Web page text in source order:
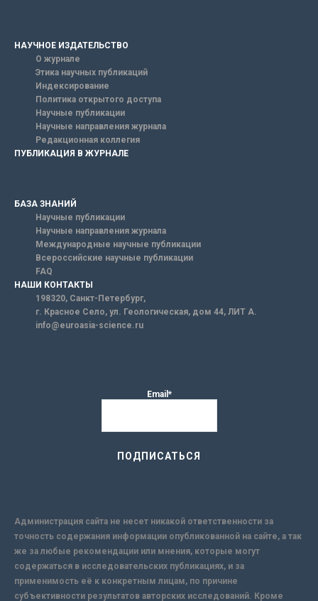
НАУЧНОЕ ИЗДАТЕЛЬСТВО
О журнале
Этика научных публикаций
Индексирование
Политика открытого доступа
Научные публикации
Научные направления журнала
Редакционная коллегия
ПУБЛИКАЦИЯ В ЖУРНАЛЕ
БАЗА ЗНАНИЙ
Научные публикации
Научные направления журнала
Международные научные публикации
Всероссийские научные публикации
FAQ
НАШИ КОНТАКТЫ
198320, Санкт-Петербург,
г. Красное Село, ул. Геологическая, дом 44, ЛИТ А.
info@euroasia-science.ru
Email*
Администрация сайта не несет никакой ответственности за
точность содержания информации опубликованной на сайте, а так
же за любые рекомендации или мнения, которые могут
содержаться в исследовательских публикациях, и за
применимость её к конкретным лицам, по причине
субъективности результатов авторских исследований. Кроме